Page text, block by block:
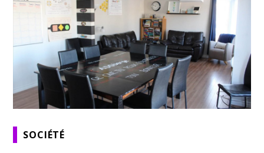
SOCIÉTÉ